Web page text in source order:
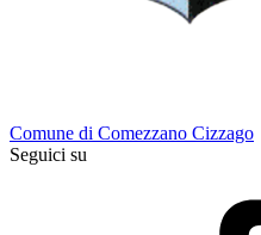
Comune di Comezzano Cizzago
Seguici su